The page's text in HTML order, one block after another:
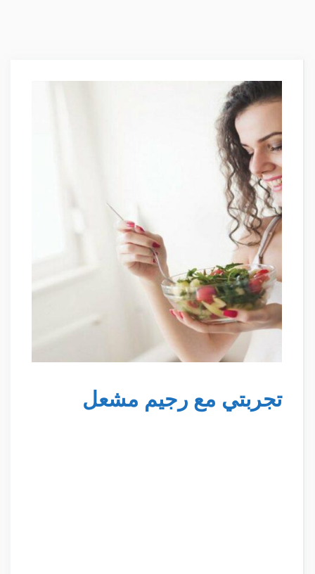
تجربتي مع رجيم مشعل